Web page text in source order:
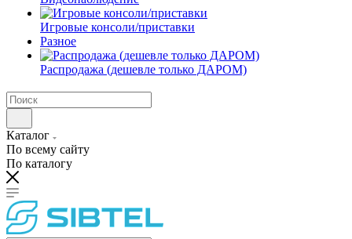
Игровые консоли/приставки
Разное
Распродажа (дешевле только ДАРОМ)
Каталог
По всему сайту
По каталогу